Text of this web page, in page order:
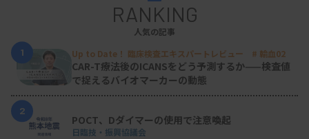
RANKING
人気の記事
1
Up to Date！ 臨床検査エキスパートレビュー # 輸血02
CAR-T療法後のICANSをどう予測するか——検査値
で捉えるバイオマーカーの動態
2
POCT、Dダイマーの使用で注意喚起
日臨技・振興協議会